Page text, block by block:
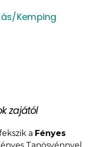
Kemping
zajától
a Fényes
Tanösvénnyel.